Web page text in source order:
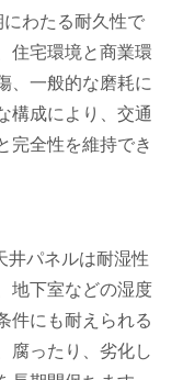
わたる耐久性で
住宅環境と商業環
、一般的な磨耗に
構成により、交通
完全性を維持でき
井パネルは耐湿性
地下室などの湿度
件にも耐えられる
腐ったり、劣化し